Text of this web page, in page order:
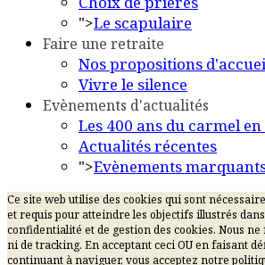
">Le scapulaire
Faire une retraite
Nos propositions
Vivre le silence
Evènements d'actualités
Les 400 ans du carmel
Actualités récentes
">Evènements
Ce site web utilise des cookies qui sont
et requis pour atteindre les objectifs illustrés
confidentialité et de gestion des cookies. Nous
ni de tracking. En acceptant ceci OU en faisant
continuant à naviguer, vous acceptez notre